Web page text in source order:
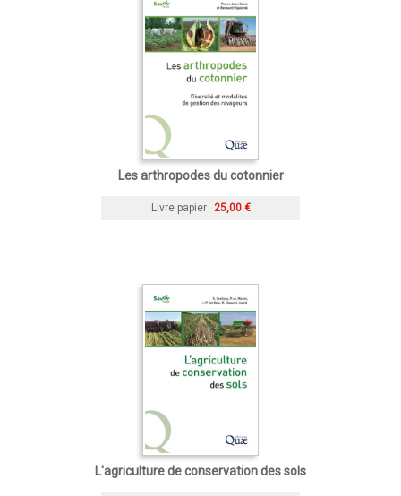
Les arthropodes du cotonnier
Livre papier 25,00 €
L'agriculture de conservation des sols